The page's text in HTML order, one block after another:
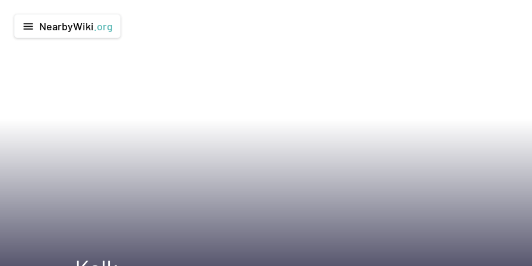
menu NearbyWiki .org